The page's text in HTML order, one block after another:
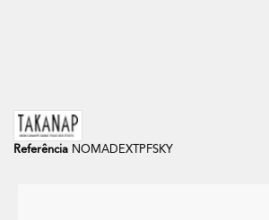
Referência NOMADEXTPFSKY